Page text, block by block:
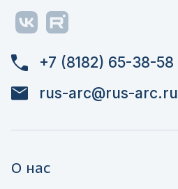
+7 (8182) 65-38-58
rus-arc@rus-arc.ru
О нас